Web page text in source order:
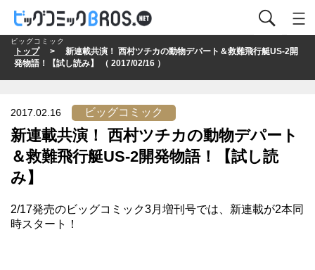
トップ> 新連載共演！ 西村ツチカの動物デパート＆救難飛行艇US-2開
発物語！【試し読み】 （ 2017/02/16 ）
ビッグコミック
2017.02.16
新連載共演！ 西村ツチカの動物デパート
＆救難飛行艇US-2開発物語！【試し読
み】
ビッグコミック
2/17発売のビッグコミック3月増刊号では、新連載が2本同
時スタート！